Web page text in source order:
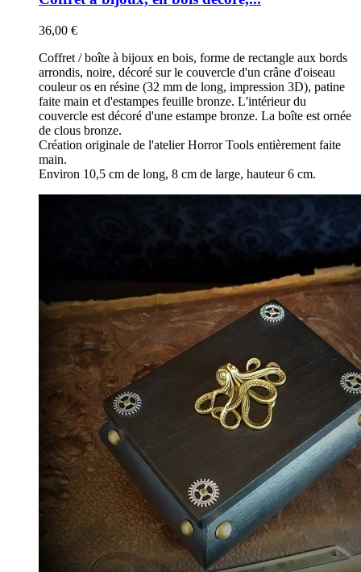
36,00 €
Coffret / boîte à bijoux en bois, forme de rectangle aux bords
arrondis, noire, décoré sur le couvercle d'un crâne d'oiseau
couleur os en résine (32 mm de long, impression 3D), patine
faite main et d'estampes feuille bronze. L'intérieur du
couvercle est décoré d'une estampe bronze. La boîte est ornée
de clous bronze.
Création originale de l'atelier Horror Tools entièrement faite
main.
Environ 10,5 cm de long, 8 cm de large, hauteur 6 cm.